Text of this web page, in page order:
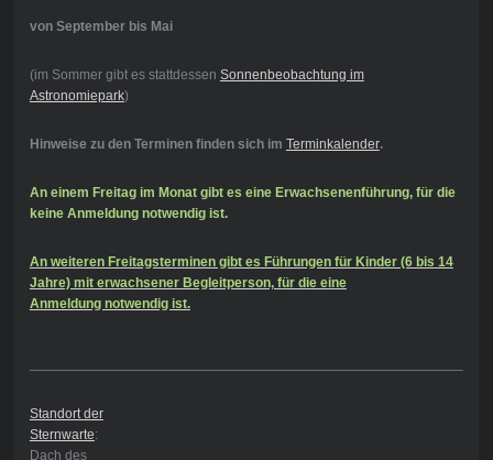
von September bis Mai
(im Sommer gibt es stattdessen Sonnenbeobachtung im
Astronomiepark)
Hinweise zu den Terminen finden sich im Terminkalender.
An einem Freitag im Monat gibt es eine Erwachsenenführung, für die
keine Anmeldung notwendig ist.
An weiteren Freitagsterminen gibt es Führungen für Kinder (6 bis 14
Jahre) mit erwachsener Begleitperson, für die eine
Anmeldung notwendig ist.
Standort der
Sternwarte:
Dach des